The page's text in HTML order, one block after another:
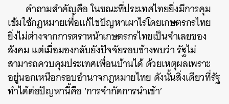
คำถามสำคัญคือ ในขณะที่ประเทศไทยยิ่งมีการคุม
เข้มใช้กฏหมายเพื่อแก้ไขปัญหาเผาไร่โดยเกษตรกรไทย
ยิ่งไม่ต่างจากการตราหน้าเกษตรกรไทยเป็นจำเลยของ
สังคม แต่เมื่อมองกลับยังปัจจัยรอบข้างพบว่า รัฐไม่
สามารถควบคุมประเทศเพื่อนบ้านได้ ด้วยเหตุผลเพราะ
อยู่นอกเหนือกรอบอำนาจกฎหมายไทย ดังนั้นสิ่งเดียวที่รัฐ
ทำได้ต่อปัญหานี้คือ ‘การจำกัดการนำเข้า’